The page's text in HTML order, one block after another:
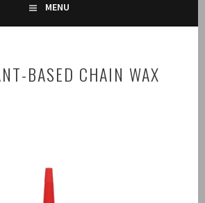
MENU
BASED CHAIN WAX